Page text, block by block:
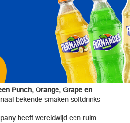
Punch, Orange, Grape en
bekende smaken softdrinks
heeft wereldwijd een ruim